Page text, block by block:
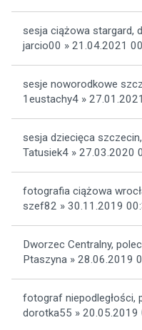
sesja ciążowa stargard,
jarcio00 » 21.04.2021
sesje noworodkowe
1eustachy4 »
sesja dziecięca
Tatusiek4 » 27.03.2020
fotografia ciążowa
szef82 » 30.11.2019
Dworzec Centralny,
Ptaszyna » 28.06.2019
fotograf niepodległości,
dorotka55 » 20.05.2019